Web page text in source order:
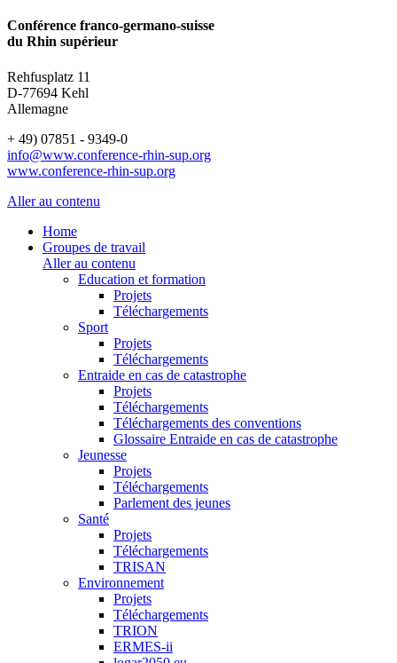
Conférence franco-germano-suisse
du Rhin supérieur
Rehfusplatz 11
D-77694 Kehl
Allemagne
+ 49) 07851 - 9349-0
info@www.conference-rhin-sup.org
www.conference-rhin-sup.org
Aller au contenu
Home
Groupes de travail
Aller au contenu
Education et formation
Projets
Téléchargements
Sport
Projets
Téléchargements
Entraide en cas de catastrophe
Projets
Téléchargements
Téléchargements des conventions
Glossaire Entraide en cas de catastrophe
Jeunesse
Projets
Téléchargements
Parlement des jeunes
Santé
Projets
Téléchargements
TRISAN
Environnement
Projets
Téléchargements
TRION
ERMES-ii